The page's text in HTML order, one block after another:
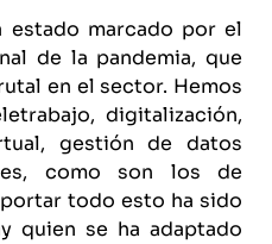
estado marcado por el
de la pandemia, que
en el sector. Hemos
digitalización,
gestión de datos
como son los de
todo esto ha sido
quien se ha adaptado